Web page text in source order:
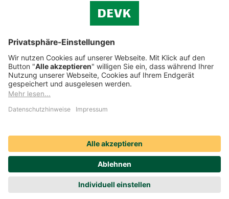
Cookie-Einstellungen
Datenschutz
Impressum
Streitbeilegung
Nutzungshinweise
Compliance
Social Media Icons sowie Verlinkungen, die mit
sind, führen auf externe Seiten. Die DEVK ist für die dortigen
Nutzungsbedingungen und Datenschutzbestimmungen nicht
verantwortlich. Mehr dazu erfahren Sie unter